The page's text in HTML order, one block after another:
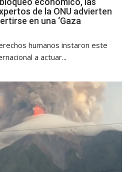
de la ONU advierten
en una ‘Gaza
humanos instaron este
a actuar...